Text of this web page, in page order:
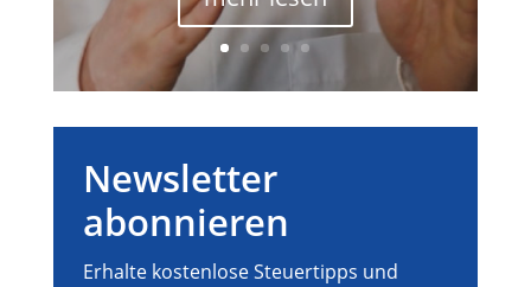
Newsletter
abonnieren
Erhalte kostenlose Steuertipps und